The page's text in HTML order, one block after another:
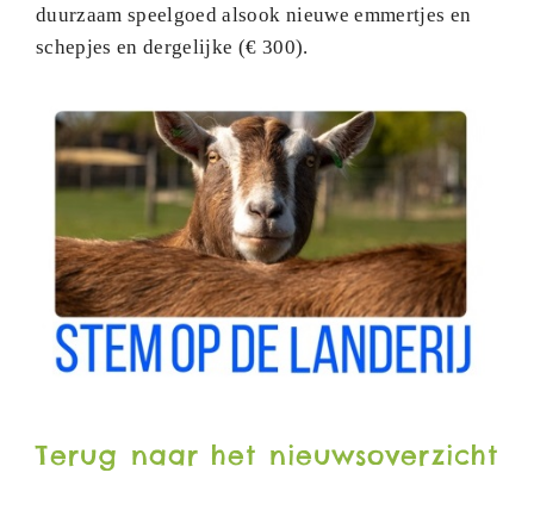
duurzaam speelgoed alsook nieuwe emmertjes en
schepjes en dergelijke (€ 300).
Terug naar het nieuwsoverzicht